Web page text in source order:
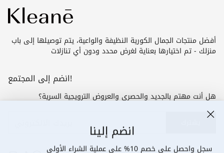
انضم إلينا
سجل واحصل على خصم 10% على عملية الشراء الأولى
أفضل منتجات الجمال الكورية النظيفة والواعية، يتم توصيلها إلى باب
منزلك - تم اختيارها بعناية لغرض محدد ودون أي تنازلات
انضم إلى المجتمع!
هل أنت مهتم بالجديد والحصري والعروض الترويجية السرية؟